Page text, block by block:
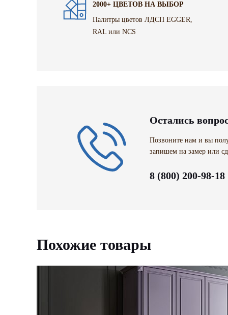
2000+ ЦВЕТОВ НА ВЫБОР
Палитры цветов ЛДСП EGGER,
RAL или NCS
Остались
Позвоните нам и вы
запишем на замер или
8 (800) 200-98-18
Похожие товары